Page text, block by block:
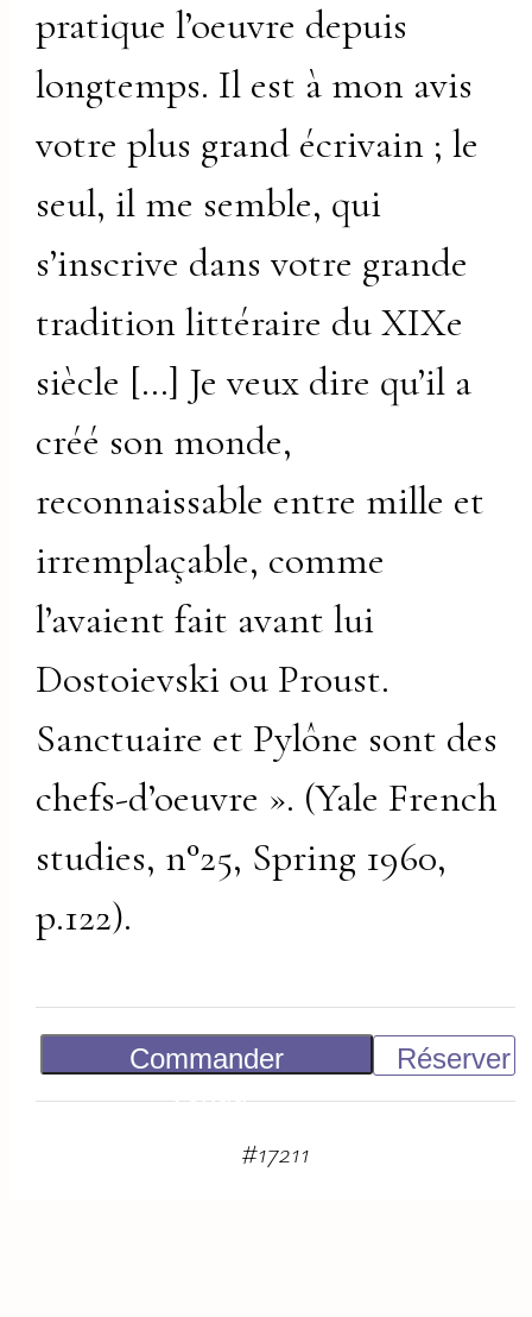
pratique l’oeuvre depuis
longtemps. Il est à mon avis
votre plus grand écrivain ; le
seul, il me semble, qui
s’inscrive dans votre grande
tradition littéraire du XIXe
siècle […] Je veux dire qu’il a
créé son monde,
reconnaissable entre mille et
irremplaçable, comme
l’avaient fait avant lui
Dostoievski ou Proust.
Sanctuaire et Pylône sont des
chefs-d’oeuvre ». (Yale French
studies, n°25, Spring 1960,
p.122).
Commander
Réserver
#17211